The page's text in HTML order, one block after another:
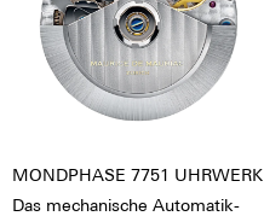
MONDPHASE 7751 UHRWERK
Das mechanische Automatik-